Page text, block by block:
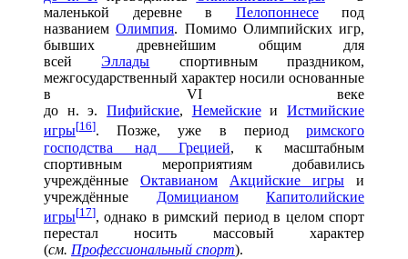
маленькой деревне в
Пелопоннесе
под
названием Олимпия. Помимо Олимпийских игр,
бывших древнейшим общим для
всей
Эллады
спортивным праздником,
межгосударственный характер носили основанные
в VI веке
до н. э.
Пифийские, Немейские и
Истмийские
игры[16]. Позже, уже в период
римского
господства над Грецией, к масштабным
спортивным мероприятиям добавились
учреждённые
Октавианом Акцийские игры
и
учреждённые
Домицианом
Капитолийские
игры[17], однако в римский период в целом спорт
перестал носить массовый характер
(см. Профессиональный спорт).